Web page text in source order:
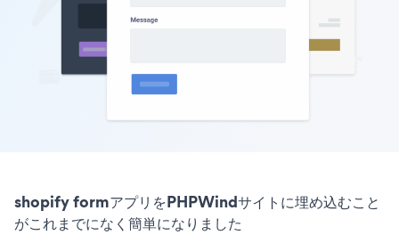
shopify formアプリをPHPWindサイトに埋め込むこと
がこれまでになく簡単になりました